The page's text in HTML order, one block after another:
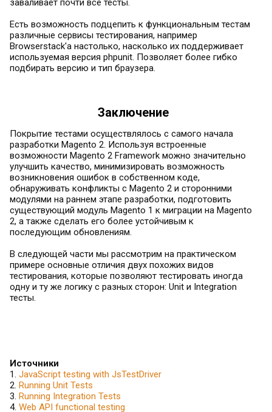
заваливает почти все тесты.
Есть возможность подцепить к функциональным тестам
различные сервисы тестирования, например
Browserstack'а настолько, насколько их поддерживает
используемая версия phpunit. Позволяет более гибко
подбирать версию и тип браузера.
Заключение
Покрытие тестами осуществлялось с самого начала
разработки Magento 2. Используя встроенные
возможности Magento 2 Framework можно значительно
улучшить качество, минимизировать возможность
возникновения ошибок в собственном коде,
обнаруживать конфликты с Magento 2 и сторонними
модулями на раннем этапе разработки, подготовить
существующий модуль Magento 1 к миграции на Magento
2, а также сделать его более устойчивым к
последующим обновлениям.
В следующей части мы рассмотрим на практическом
примере основные отличия двух похожих видов
тестирования, которые позволяют тестировать иногда
одну и ту же логику с разных сторон: Unit и Integration
тесты.
Источники
1. JavaScript testing with JsTestDriver
2. Running Unit Tests
3. Running Integration Tests
4. Web API functional testing